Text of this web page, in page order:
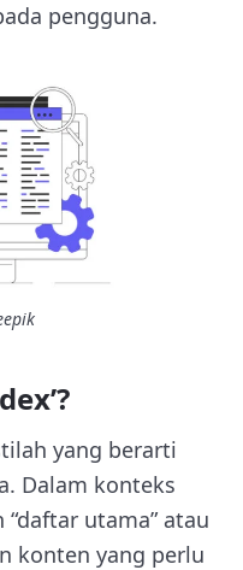
pengguna.
yang berarti
Dalam konteks
utama” atau
konten yang perlu